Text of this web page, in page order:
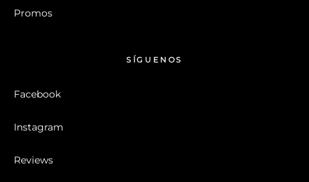
Promos
SÍGUENOS
Facebook
Instagram
Reviews